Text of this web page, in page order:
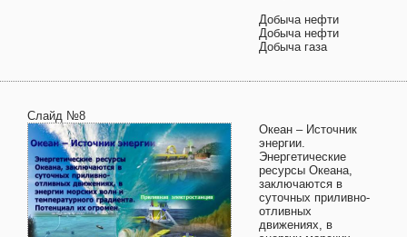
Добыча нефти
Добыча нефти
Добыча газа
Слайд №8
Океан – Источник
энергии.
Энергетические
ресурсы Океана,
заключаются в
суточных приливно-
отливных
движениях, в